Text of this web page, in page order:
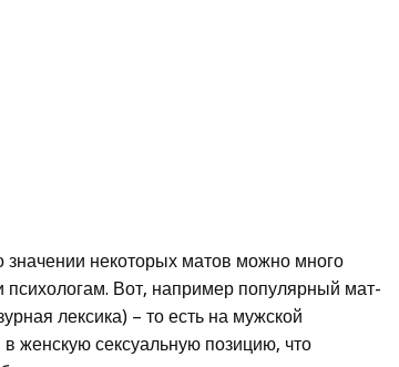
некоторых матов можно много
Вот, например популярный мат-
лексика) – то есть на мужской
в женскую сексуальную позицию, что